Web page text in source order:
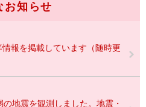
お知らせ
報を掲載しています（随時更
地震を観測しました。地震・